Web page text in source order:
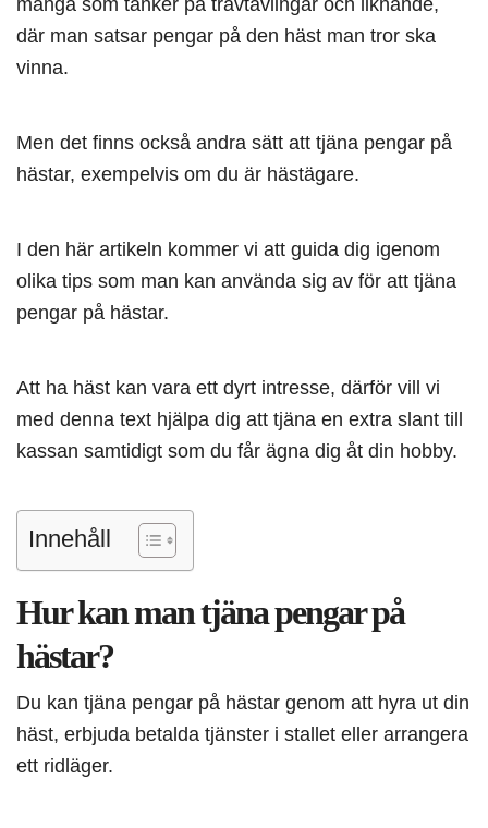
där man satsar pengar på den häst man tror ska
vinna.
Men det finns också andra sätt att tjäna pengar på
hästar, exempelvis om du är hästägare.
I den här artikeln kommer vi att guida dig igenom
olika tips som man kan använda sig av för att tjäna
pengar på hästar.
Att ha häst kan vara ett dyrt intresse, därför vill vi
med denna text hjälpa dig att tjäna en extra slant till
kassan samtidigt som du får ägna dig åt din hobby.
Innehåll
Hur kan man tjäna pengar på
hästar?
Du kan tjäna pengar på hästar genom att hyra ut din
häst, erbjuda betalda tjänster i stallet eller arrangera
ett ridläger.